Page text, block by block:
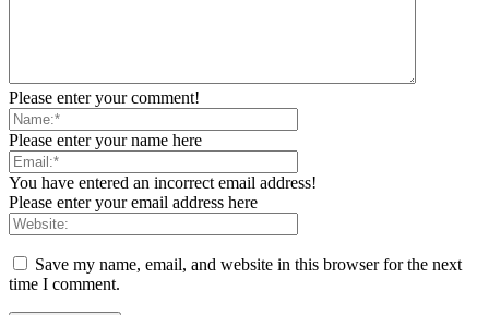
Please enter your comment!
Please enter your name here
You have entered an incorrect email address!
Please enter your email address here
Save my name, email, and website in this browser for the next
time I comment.